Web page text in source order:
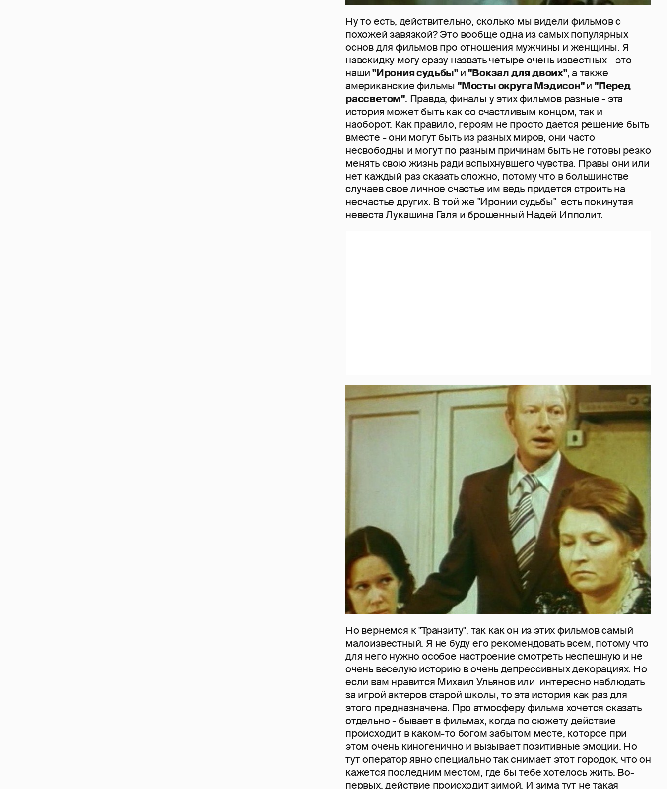
Ну то есть, действительно, сколько мы видели фильмов с
похожей завязкой? Это вообще одна из самых популярных
основ для фильмов про отношения мужчины и женщины. Я
навскидку могу сразу назвать четыре очень известных - это
наши"Ирония судьбы"и"Вокзал для двоих", а также
американские фильмы"Мосты округа Мэдисон"и"Перед
рассветом". Правда, финалы у этих фильмов разные - эта
история может быть как со счастливым концом, так и
наоборот. Как правило, героям не просто дается решение быть
вместе - они могут быть из разных миров, они часто
несвободны и могут по разным причинам быть не готовы резко
менять свою жизнь ради вспыхнувшего чувства. Правы они или
нет каждый раз сказать сложно, потому что в большинстве
случаев свое личное счастье им ведь придется строить на
несчастье других. В той же "Иронии судьбы" есть покинутая
невеста Лукашина Галя и брошенный Надей Ипполит.
Но вернемся к "Транзиту", так как он из этих фильмов самый
малоизвестный. Я не буду его рекомендовать всем, потому что
для него нужно особое настроение смотреть неспешную и не
очень веселую историю в очень депрессивных декорациях. Но
если вам нравится Михаил Ульянов или интересно наблюдать
за игрой актеров старой школы, то эта история как раз для
этого предназначена. Про атмосферу фильма хочется сказать
отдельно - бывает в фильмах, когда по сюжету действие
происходит в каком-то богом забытом месте, которое при
этом очень киногенично и вызывает позитивные эмоции. Но
тут оператор явно специально так снимает этот городок, что он
кажется последним местом, где бы тебе хотелось жить. Во-
первых, действие происходит зимой. И зима тут не такая